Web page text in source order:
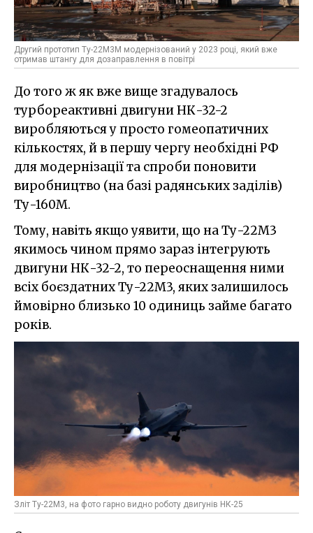
Другий прототип Ту-22М3М модернізований у 2023 році, який вже
отримав штангу для дозаправлення в повітрі
До того ж як вже вище згадувалось
турбореактивні двигуни НК-32-2
виробляються у просто гомеопатичних
кількостях, й в першу чергу необхідні РФ
для модернізації та спроби поновити
виробництво (на базі радянських заділів)
Ту-160М.
Тому, навіть якщо уявити, що на Ту-22М3
якимось чином прямо зараз інтегрують
двигуни НК-32-2, то переоснащення ними
всіх боєздатних Ту-22М3, яких залишилось
ймовірно близько 10 одиниць займе багато
років.
Зліт Ту-22М3, на фото гарно видно роботу двигунів НК-25